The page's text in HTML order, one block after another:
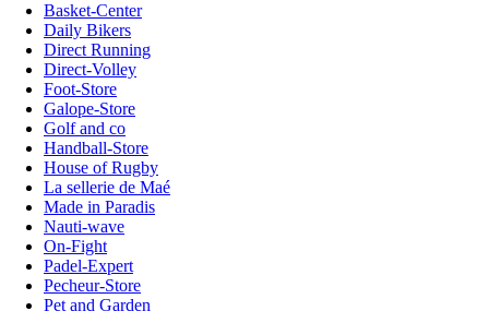
Basket-Center
Daily Bikers
Direct Running
Direct-Volley
Foot-Store
Galope-Store
Golf and co
Handball-Store
House of Rugby
La sellerie de Maé
Made in Paradis
Nauti-wave
On-Fight
Padel-Expert
Pecheur-Store
Pet and Garden